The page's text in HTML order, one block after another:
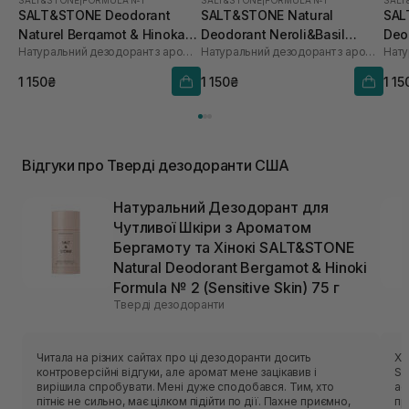
SALT&STONE Deodorant
Naturel Bergamot & Hinoka
Formula №1 75 г
Натуральний дезодорант з ароматом бергамота і хіноки
1 150₴
SALT&STONE Natural
Deodorant Neroli&Basil
Formula №1
Натуральний дезодорант з ароматом неролі та шисо
1 150₴ 1
Відгуки про Тверді дезодоранти США
Натуральний Дезодорант для
Чутливої Шкіри з Ароматом
Бергамоту та Хінокі SALT&STONE
Natural Deodorant Bergamot & Hinoki
Formula № 2 (Sensitive Skin) 75 г
Тверді дезодоранти
Читала на різних сайтах про ці дезодоранти досить
контроверсійні відгуки, але аромат мене зацікавив і
вирішила спробувати. Мені дуже сподобався. Тим, хто
пітніє не сильно, має цілком підійти по дії. Пахне приємно,